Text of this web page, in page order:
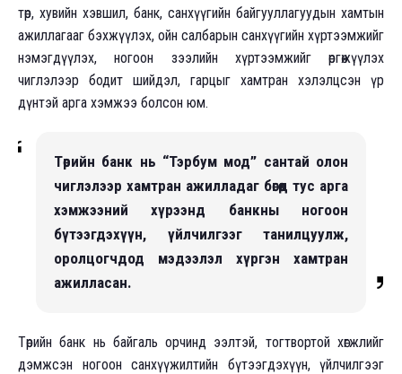
төр, хувийн хэвшил, банк, санхүүгийн байгууллагуудын хамтын
ажиллагааг бэхжүүлэх, ойн салбарын санхүүгийн хүртээмжийг
нэмэгдүүлэх, ногоон зээлийн хүртээмжийг өргөжүүлэх
чиглэлээр бодит шийдэл, гарцыг хамтран хэлэлцсэн үр
дүнтэй арга хэмжээ болсон юм.
Төрийн банк нь “Тэрбум мод” сантай олон
чиглэлээр хамтран ажилладаг бөгөөд тус арга
хэмжээний хүрээнд банкны ногоон
бүтээгдэхүүн, үйлчилгээг танилцуулж,
оролцогчдод мэдээлэл хүргэн хамтран
ажилласан.
Төрийн банк нь байгаль орчинд ээлтэй, тогтвортой хөгжлийг
дэмжсэн ногоон санхүүжилтийн бүтээгдэхүүн, үйлчилгээг